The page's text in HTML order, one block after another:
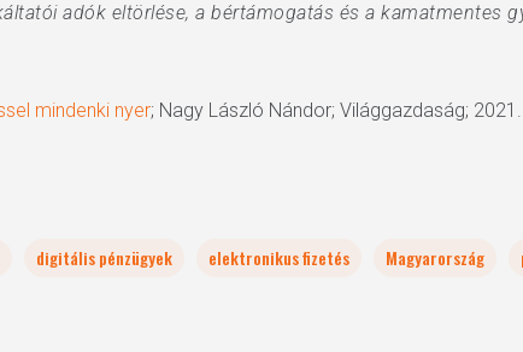
adók eltörlése, a bértámogatás és a kamatmentes
mindenki nyer; Nagy László Nándor; Világgazdaság;
digitális pénzügyek elektronikus fizetés Magyarország